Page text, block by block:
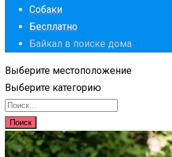
Собаки
Бесплатно
Байкал в поиске дома
Выберите местоположение
Выберите категорию
Поиск